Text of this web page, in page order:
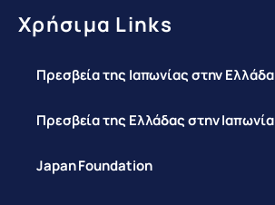
Χρήσιμα Links
Πρεσβεία της Ιαπωνίας στην Ελλάδα
Πρεσβεία της Ελλάδας στην Ιαπωνία
Japan Foundation